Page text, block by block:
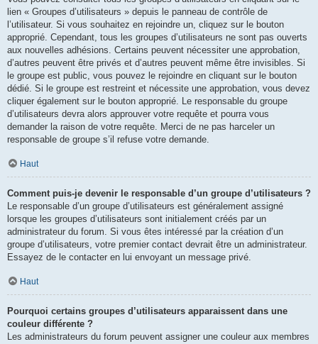
lien « Groupes d’utilisateurs » depuis le panneau de contrôle de
l’utilisateur. Si vous souhaitez en rejoindre un, cliquez sur le bouton
approprié. Cependant, tous les groupes d’utilisateurs ne sont pas ouverts
aux nouvelles adhésions. Certains peuvent nécessiter une approbation,
d’autres peuvent être privés et d’autres peuvent même être invisibles. Si
le groupe est public, vous pouvez le rejoindre en cliquant sur le bouton
dédié. Si le groupe est restreint et nécessite une approbation, vous devez
cliquer également sur le bouton approprié. Le responsable du groupe
d’utilisateurs devra alors approuver votre requête et pourra vous
demander la raison de votre requête. Merci de ne pas harceler un
responsable de groupe s’il refuse votre demande.
Haut
Comment puis-je devenir le responsable d’un groupe d’utilisateurs ?
Le responsable d’un groupe d’utilisateurs est généralement assigné
lorsque les groupes d’utilisateurs sont initialement créés par un
administrateur du forum. Si vous êtes intéressé par la création d’un
groupe d’utilisateurs, votre premier contact devrait être un administrateur.
Essayez de le contacter en lui envoyant un message privé.
Haut
Pourquoi certains groupes d’utilisateurs apparaissent dans une
couleur différente ?
Les administrateurs du forum peuvent assigner une couleur aux membres